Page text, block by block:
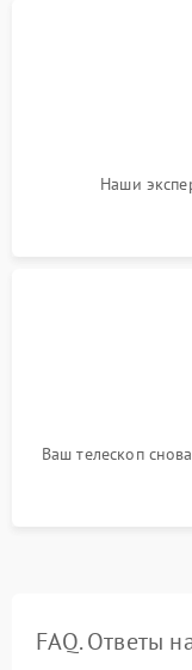
Наши
Ваш телескоп
FAQ. Ответы